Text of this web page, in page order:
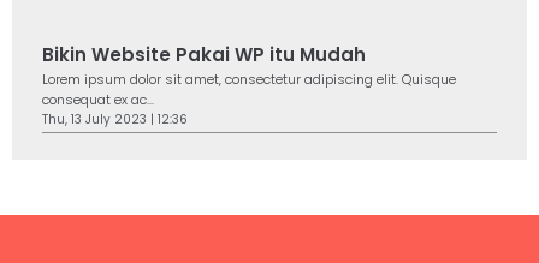
Bikin Website Pakai WP itu Mudah
Lorem ipsum dolor sit amet, consectetur adipiscing elit. Quisque
consequat ex ac...
Thu, 13 July 2023 | 12:36